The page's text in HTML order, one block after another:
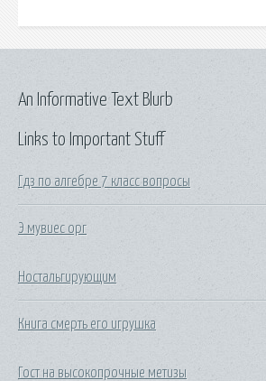
Links to Important Stuff
Гдз по алгебре 7 класс вопросы
Э мувиес орг
Ностальгирующим
Книга смерть его игрушка
Гост на высокопрочные метизы
An Informative Text Blurb